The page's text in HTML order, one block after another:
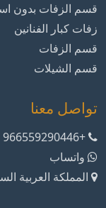
قسم الزفات بدون
زفات كبار الفنانين
قسم الزفات
قسم الشيلات
تواصل معنا
+966559290446
واتساب
المملكة العربية